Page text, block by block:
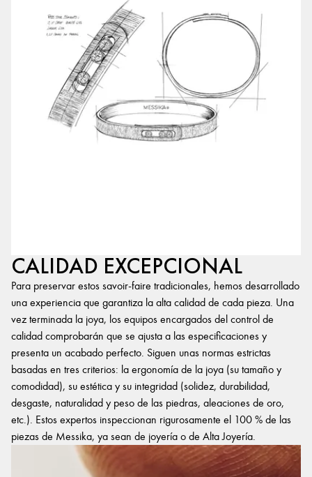
CALIDAD EXCEPCIONAL
Para preservar estos savoir-faire tradicionales, hemos desarrollado
una experiencia que garantiza la alta calidad de cada pieza. Una
vez terminada la joya, los equipos encargados del control de
calidad comprobarán que se ajusta a las especificaciones y
presenta un acabado perfecto. Siguen unas normas estrictas
basadas en tres criterios: la ergonomía de la joya (su tamaño y
comodidad), su estética y su integridad (solidez, durabilidad,
desgaste, naturalidad y peso de las piedras, aleaciones de oro,
etc.). Estos expertos inspeccionan rigurosamente el 100 % de las
piezas de Messika, ya sean de joyería o de Alta Joyería.